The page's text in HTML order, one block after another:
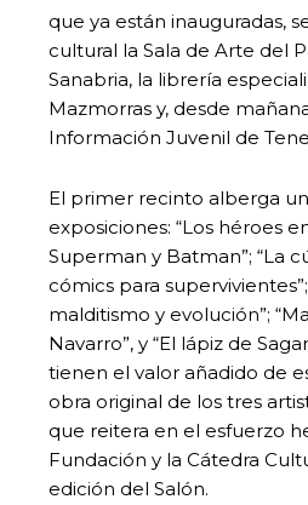
que ya están inauguradas,
cultural la Sala de Arte del
Sanabria, la librería
Mazmorras y, desde
Información Juvenil de
El primer recinto alberga
exposiciones: “Los héroes
Superman y Batman”; “La
cómics para supervivientes”;
malditismo y evolución”;
Navarro”, y “El lápiz de
tienen el valor añadido de
obra original de los tres
que reitera en el esfuerzo
Fundación y la Cátedra
edición del Salón.